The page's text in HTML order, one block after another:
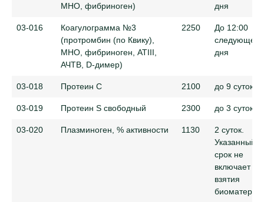
МНО, фибриноген)
дня
03-016
Коагулограмма №3
(протромбин (по Квику),
МНО, фибриноген, АТIII,
АЧТВ, D-димер)
2250
До 12:00
следующего
дня
03-018 Протеин C 2100 до 9 суток
03-019 Протеин S свободный 2300 до 3 суток
03-020 Плазминоген, % активности 1130
2 суток.
Указанный
срок не
включает
взятия